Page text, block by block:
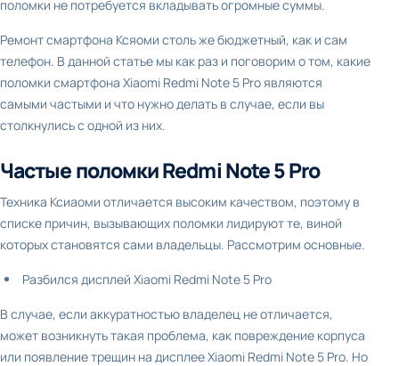
поломки не потребуется вкладывать огромные суммы.
Ремонт смартфона Ксяоми столь же бюджетный, как и сам
телефон. В данной статье мы как раз и поговорим о том, какие
поломки смартфона Xiaomi Redmi Note 5 Pro являются
самыми частыми и что нужно делать в случае, если вы
столкнулись с одной из них.
Частые поломки Redmi Note 5 Pro
Техника Ксиаоми отличается высоким качеством, поэтому в
списке причин, вызывающих поломки лидируют те, виной
которых становятся сами владельцы. Рассмотрим основные.
Разбился дисплей Xiaomi Redmi Note 5 Pro
В случае, если аккуратностью владелец не отличается,
может возникнуть такая проблема, как повреждение корпуса
или появление трещин на дисплее Xiaomi Redmi Note 5 Pro. Но